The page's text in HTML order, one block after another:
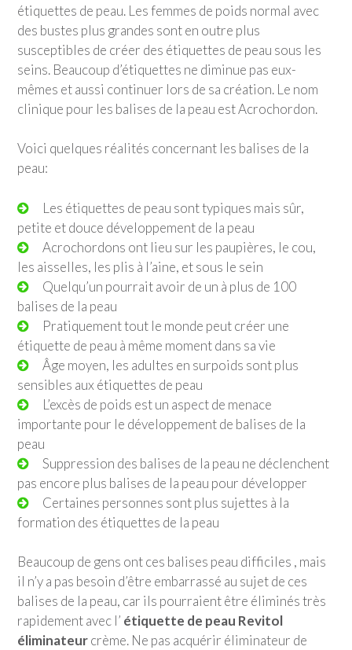
étiquettes de peau. Les femmes de poids normal avec
des bustes plus grandes sont en outre plus
susceptibles de créer des étiquettes de peau sous les
seins. Beaucoup d’étiquettes ne diminue pas eux-
mêmes et aussi continuer lors de sa création. Le nom
clinique pour les balises de la peau est Acrochordon.
Voici quelques réalités concernant les balises de la
peau:
Les étiquettes de peau sont typiques mais sûr,
petite et douce développement de la peau
Acrochordons ont lieu sur les paupières, le cou,
les aisselles, les plis à l’aine, et sous le sein
Quelqu’un pourrait avoir de un à plus de 100
balises de la peau
Pratiquement tout le monde peut créer une
étiquette de peau à même moment dans sa vie
Âge moyen, les adultes en surpoids sont plus
sensibles aux étiquettes de peau
L’excès de poids est un aspect de menace
importante pour le développement de balises de la
peau
Suppression des balises de la peau ne déclenchent
pas encore plus balises de la peau pour développer
Certaines personnes sont plus sujettes à la
formation des étiquettes de la peau
Beaucoup de gens ont ces balises peau difficiles , mais
il n’y a pas besoin d’être embarrassé au sujet de ces
balises de la peau, car ils pourraient être éliminés très
rapidement avec l’ étiquette de peau Revitol
éliminateurcrème. Ne pas acquérir éliminateur de